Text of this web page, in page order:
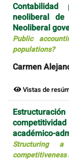
neoliberal de
Neoliberal
Public
populations?
Carmen
Vistas de
académico-
Structuring